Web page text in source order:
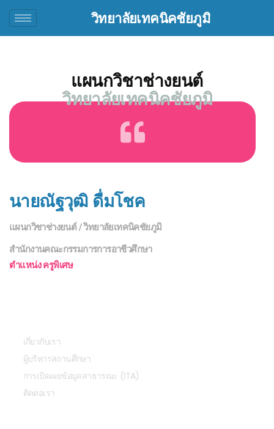
วิทยาลัยเทคนิคชัยภูมิ
แผนกวิชาช่างยนต์
วิทยาลัยเทคนิคชัยภูมิ
นายณัฐวุฒิ ดื่มโชค
แผนกวิชาช่างยนต์ / วิทยาลัยเทคนิคชัยภูมิ
สำนักงานคณะกรรมการการอาชีวศึกษา
ตำแหน่งครูพิเศษ
เกี่ยวกับเรา
ผู้บริหารสถานศึกษา
การเปิดเผยข้อมูลสาธารณะ (ITA)
ติดต่อเรา